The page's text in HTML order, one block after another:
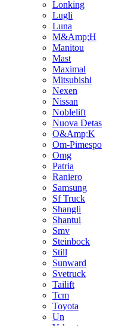
Lonking
Lugli
Luna
M&Amp;H
Manitou
Mast
Maximal
Mitsubishi
Nexen
Nissan
Noblelift
Nuova Detas
O&Amp;K
Om-Pimespo
Omg
Patria
Raniero
Samsung
Sf Truck
Shangli
Shantui
Smv
Steinbock
Still
Sunward
Svetruck
Tailift
Tcm
Toyota
Un